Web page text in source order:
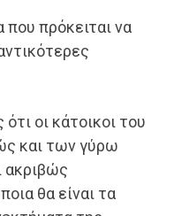
που πρόκειται να
οι κάτοικοι του
και των γύρω
ακριβώς
θα είναι τα